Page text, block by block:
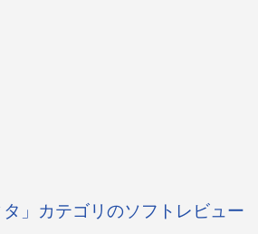
タ」カテゴリのソフトレビュー